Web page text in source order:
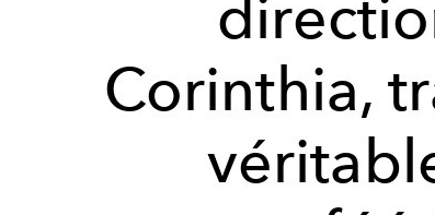
Corinthia,